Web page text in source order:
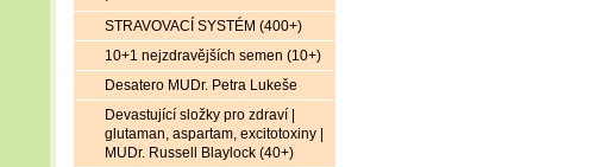
STRAVOVACÍ SYSTÉM (400+)
10+1 nejzdravějších semen (10+)
Desatero MUDr. Petra Lukeše
Devastující složky pro zdraví |
glutaman, aspartam, excitotoxiny |
MUDr. Russell Blaylock (40+)